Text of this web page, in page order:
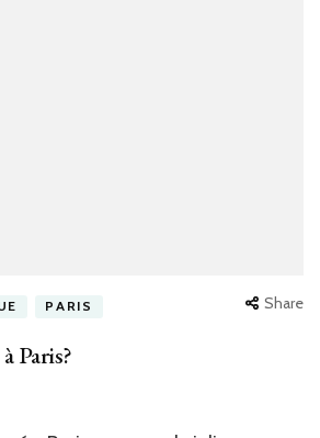
PARIS Share
Paris?